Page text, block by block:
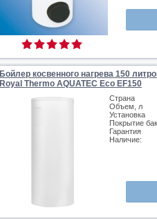
Бойлер косвенного нагрева 150
Royal Thermo AQUATEC Eco EF150
Страна
Объем, л
Установка
Покрытие
Гарантия
Наличие: